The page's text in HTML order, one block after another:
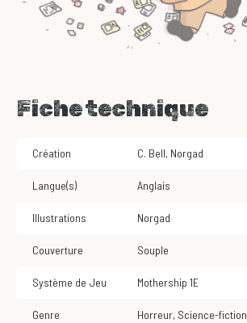
Fiche technique
Création C. Bell, Norgad
Langue(s) Anglais
Illustrations Norgad
Couverture Souple
Système de Jeu Mothership 1E
Genre Horreur, Science-fiction